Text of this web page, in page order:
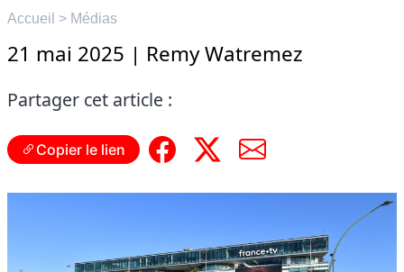
Accueil > Médias
21 mai 2025 | Remy Watremez
Partager cet article :
Copier le lien